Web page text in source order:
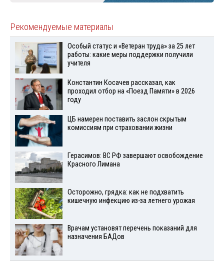
Рекомендуемые материалы
Особый статус и «Ветеран труда» за 25 лет
работы: какие меры поддержки получили
учителя
Константин Косачев рассказал, как
проходил отбор на «Поезд Памяти» в 2026
году
ЦБ намерен поставить заслон скрытым
комиссиям при страховании жизни
Герасимов: ВС РФ завершают освобождение
Красного Лимана
Осторожно, грядка: как не подхватить
кишечную инфекцию из-за летнего урожая
Врачам установят перечень показаний для
назначения БАДов